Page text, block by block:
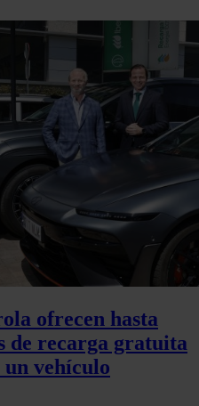
ofrecen hasta
de recarga gratuita
un vehículo